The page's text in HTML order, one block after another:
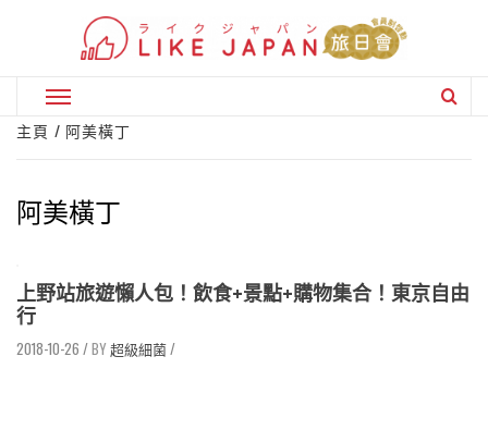
Primary
Menu
主頁 阿美橫丁
阿美橫丁
上野站旅遊懶人包！飲食+景點+購物集合！東京自由
行
2018-10-26 / 超級細菌/